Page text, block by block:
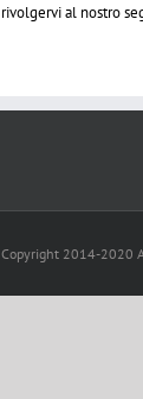
rivolgervi al nostro
Copyright 2014-2020